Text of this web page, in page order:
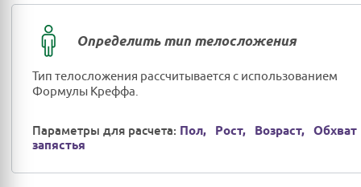
Определить тип телосложения
Тип телосложения рассчитывается с использованием
Формулы Креффа.
Параметры для расчета: Пол, Рост, Возраст,
Обхват
запястья